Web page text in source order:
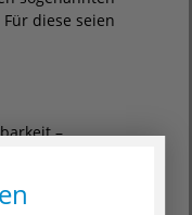
diese seien
–
und